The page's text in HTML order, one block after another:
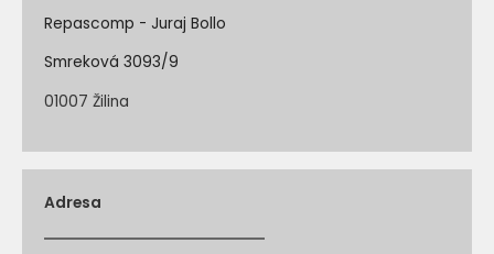
Repascomp - Juraj Bollo
Smreková 3093/9
01007 Žilina
Adresa